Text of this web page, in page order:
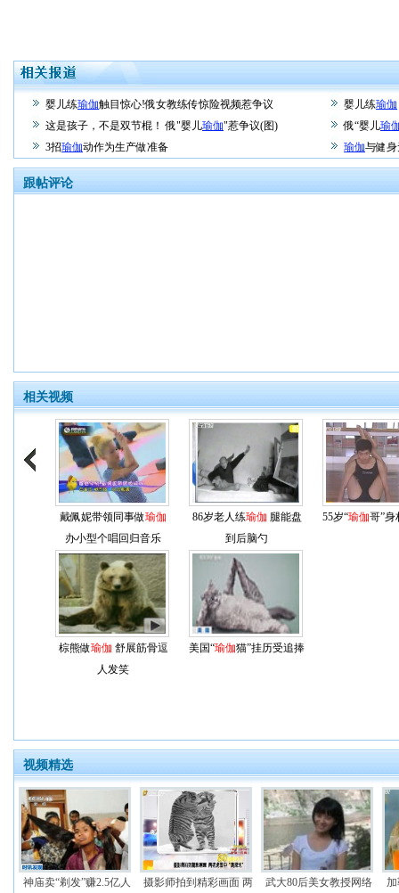
婴儿练瑜伽触目惊心!俄女教练传惊险视频惹争议 婴儿练瑜伽
这是孩子，不是双节棍！ 俄"婴儿瑜伽"惹争议(图) 俄“婴儿瑜
3招瑜伽动作为生产做准备 瑜伽与健
跟帖评论
相关视频
戴佩妮带领同事做瑜伽
办小型个唱回归音乐
86岁老人练瑜伽 腿能盘
到后脑勺
55岁“瑜伽哥”身
棕熊做瑜伽 舒展筋骨逗
人发笑
美国“瑜伽猫”挂历受追捧
视频精选
神庙卖“剃发”赚2.5亿人
摄影师拍到精彩画面 两
武大80后美女教授网络